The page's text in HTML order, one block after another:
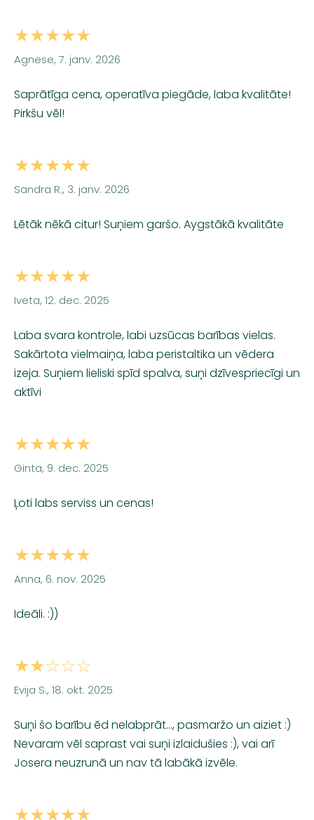
★★★★★
Agnese, 7. janv. 2026
Saprātīga cena, operatīva piegāde, laba kvalitāte!
Pirkšu vēl!
★★★★★
Sandra R., 3. janv. 2026
Lētāk nēkā citur! Suņiem garšo. Aygstākā kvalitāte
★★★★★
Iveta, 12. dec. 2025
Laba svara kontrole, labi uzsūcas barības vielas.
Sakārtota vielmaiņa, laba peristaltika un vēdera
izeja. Suņiem lieliski spīd spalva, suņi dzīvespriecīgi un
aktīvi
★★★★★
Ginta, 9. dec. 2025
Ļoti labs serviss un cenas!
★★★★★
Anna, 6. nov. 2025
Ideāli. :))
★★☆☆☆
Evija S., 18. okt. 2025
Suņi šo barību ēd nelabprāt..., pasmaržo un aiziet :)
Nevaram vēl saprast vai suņi izlaidušies :), vai arī
Josera neuzrunā un nav tā labākā izvēle.
★★★★★